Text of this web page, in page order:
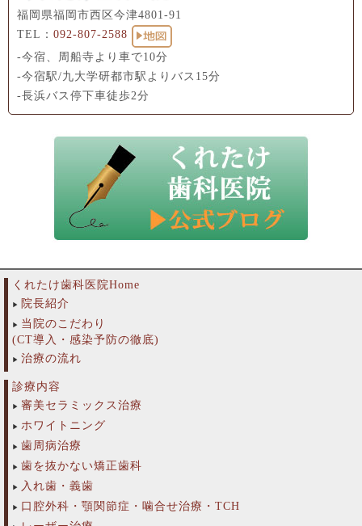
福岡県福岡市西区今津4801-91
TEL： 092-807-2588
-今宿、周船寺より車で10分
-今宿駅/九大学研都市駅よりバス15分
-長浜バス停下車徒歩2分
くれたけ歯科医院Home
院長紹介
当院のこだわり
(CT導入・感染予防の徹底)
治療の流れ
診療内容
審美セラミックス治療
ホワイトニング
歯周病治療
歯を抜かない矯正歯科
入れ歯・義歯
口腔外科・顎関節症・噛合せ治療・TCH